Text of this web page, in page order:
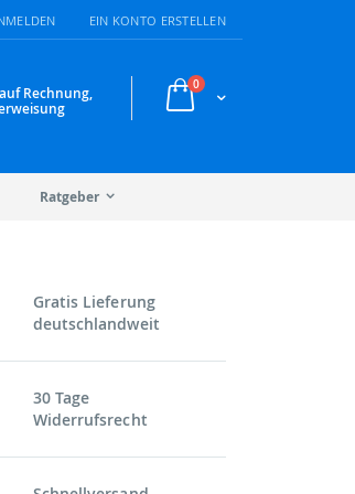
EIN KONTO ERSTELLEN
Warenkorb
0Artikel
Rechnung,
Ratgeber
Gratis Lieferung
deutschlandweit
30 Tage
Widerrufsrecht